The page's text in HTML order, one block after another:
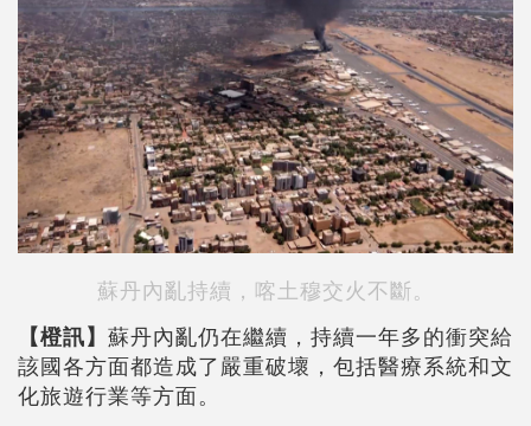
蘇丹內亂持續，喀土穆交火不斷。
【橙訊】 蘇丹內亂仍在繼續，持續一年多的衝突給
該國各方面都造成了嚴重破壞，包括醫療系統和文
化旅遊行業等方面。